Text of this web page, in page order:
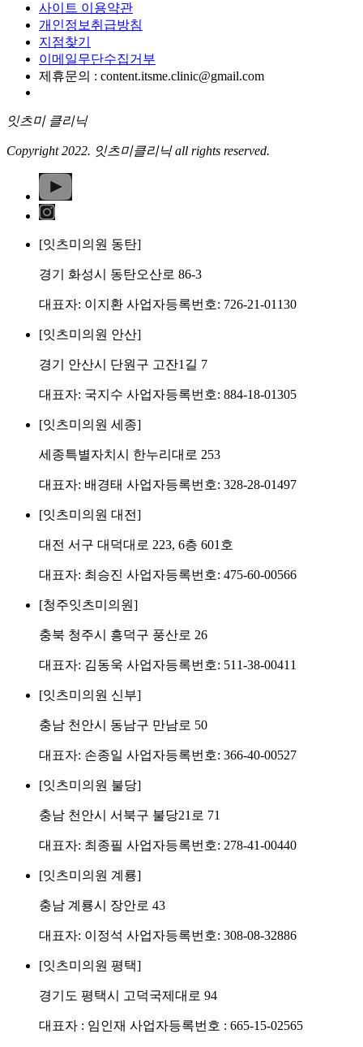
사이트 이용약관
개인정보취급방침
지점찾기
이메일무단수집거부
제휴문의 : content.itsme.clinic@gmail.com
잇츠미 클리닉
Copyright 2022. 잇츠미클리닉 all rights reserved.
[잇츠미의원 동탄]
경기 화성시 동탄오산로 86-3
대표자: 이지환 사업자등록번호: 726-21-01130
[잇츠미의원 안산]
경기 안산시 단원구 고잔1길 7
대표자: 국지수 사업자등록번호: 884-18-01305
[잇츠미의원 세종]
세종특별자치시 한누리대로 253
대표자: 배경태 사업자등록번호: 328-28-01497
[잇츠미의원 대전]
대전 서구 대덕대로 223, 6층 601호
대표자: 최승진 사업자등록번호: 475-60-00566
[청주잇츠미의원]
충북 청주시 흥덕구 풍산로 26
대표자: 김동욱 사업자등록번호: 511-38-00411
[잇츠미의원 신부]
충남 천안시 동남구 만남로 50
대표자: 손종일 사업자등록번호: 366-40-00527
[잇츠미의원 불당]
충남 천안시 서북구 불당21로 71
대표자: 최종필 사업자등록번호: 278-41-00440
[잇츠미의원 계룡]
충남 계룡시 장안로 43
대표자: 이정석 사업자등록번호: 308-08-32886
[잇츠미의원 평택]
경기도 평택시 고덕국제대로 94
대표자 : 임인재 사업자등록번호 : 665-15-02565